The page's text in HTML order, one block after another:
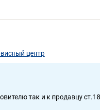
центр
так и к продавцу ст.18